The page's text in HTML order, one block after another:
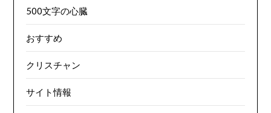
500文字の心臓
おすすめ
クリスチャン
サイト情報